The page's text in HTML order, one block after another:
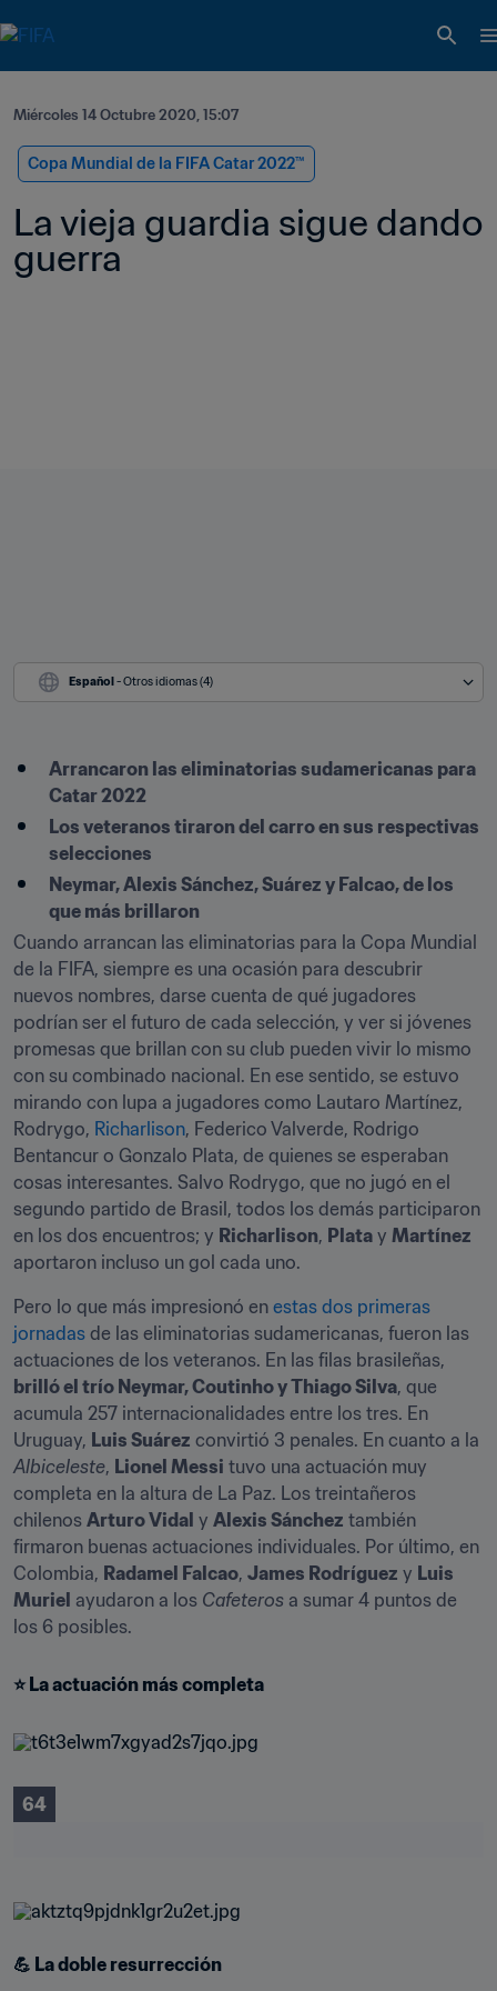
Miércoles 14 Octubre 2020, 15:07
Copa Mundial de la FIFA Catar 2022™
La vieja guardia sigue dando
guerra
Español - Otros idiomas (4)
Arrancaron las eliminatorias sudamericanas para
Catar 2022
Los veteranos tiraron del carro en sus respectivas
selecciones
Neymar, Alexis Sánchez, Suárez y Falcao, de los
que más brillaron
Cuando arrancan las eliminatorias para la Copa Mundial
de la FIFA, siempre es una ocasión para descubrir
nuevos nombres, darse cuenta de qué jugadores
podrían ser el futuro de cada selección, y ver si jóvenes
promesas que brillan con su club pueden vivir lo mismo
con su combinado nacional. En ese sentido, se estuvo
mirando con lupa a jugadores como Lautaro Martínez,
Rodrygo, Richarlison, Federico Valverde, Rodrigo
Bentancur o Gonzalo Plata, de quienes se esperaban
cosas interesantes. Salvo Rodrygo, que no jugó en el
segundo partido de Brasil, todos los demás participaron
en los dos encuentros; y Richarlison, Plata y Martínez
aportaron incluso un gol cada uno.
Pero lo que más impresionó en estas dos primeras
jornadas de las eliminatorias sudamericanas, fueron las
brilló el trío Neymar, Coutinho y Thiago Silva, que
acumula 257 internacionalidades entre los tres. En
Uruguay, Luis Suárez
Albiceleste, Lionel Messi tuvo una actuación muy
completa en la altura de La Paz. Los treintañeros
chilenos Arturo Vidal y Alexis Sánchez también
firmaron buenas actuaciones individuales. Por último, en
Colombia, Radamel Falcao, James Rodríguez y Luis
Muriel ayudaron a los Cafeteros a sumar 4 puntos de
los 6 posibles.
⭐️ La actuación más completa
64
💪 La doble resurrección